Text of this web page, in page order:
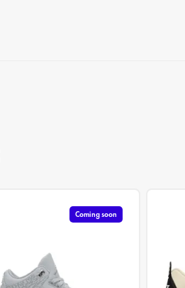
Coming soon